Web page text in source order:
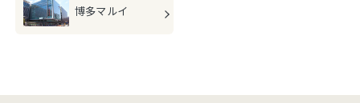
博多マルイ